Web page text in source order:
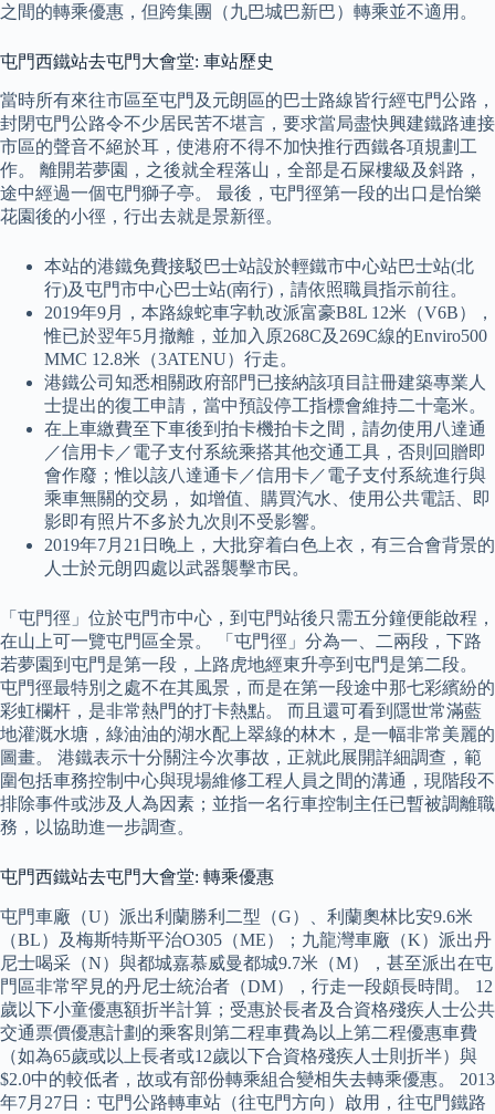
之間的轉乘優惠，但跨集團（九巴城巴新巴）轉乘並不適用。
屯門西鐵站去屯門大會堂: 車站歷史
當時所有來往市區至屯門及元朗區的巴士路線皆行經屯門公路，
封閉屯門公路令不少居民苦不堪言，要求當局盡快興建鐵路連接
市區的聲音不絕於耳，使港府不得不加快推行西鐵各項規劃工
作。 離開若夢園，之後就全程落山，全部是石屎樓級及斜路，
途中經過一個屯門獅子亭。 最後，屯門徑第一段的出口是怡樂
花園後的小徑，行出去就是景新徑。
本站的港鐵免費接駁巴士站設於輕鐵市中心站巴士站(北
行)及屯門市中心巴士站(南行)，請依照職員指示前往。
2019年9月，本路線蛇車字軌改派富豪B8L 12米（V6B），
惟已於翌年5月撤離，並加入原268C及269C線的Enviro500
MMC 12.8米（3ATENU）行走。
港鐵公司知悉相關政府部門已接納該項目註冊建築專業人
士提出的復工申請，當中預設停工指標會維持二十毫米。
在上車繳費至下車後到拍卡機拍卡之間，請勿使用八達通
／信用卡／電子支付系統乘搭其他交通工具，否則回贈即
會作廢；惟以該八達通卡／信用卡／電子支付系統進行與
乘車無關的交易， 如增值、購買汽水、使用公共電話、即
影即有照片不多於九次則不受影響。
2019年7月21日晚上，大批穿着白色上衣，有三合會背景的
人士於元朗四處以武器襲擊市民。
「屯門徑」位於屯門市中心，到屯門站後只需五分鐘便能啟程，
在山上可一覽屯門區全景。 「屯門徑」分為一、二兩段，下路
若夢園到屯門是第一段，上路虎地經東升亭到屯門是第二段。
屯門徑最特別之處不在其風景，而是在第一段途中那七彩繽紛的
彩虹欄杆，是非常熱門的打卡熱點。 而且還可看到隱世常滿藍
地灌溉水塘，綠油油的湖水配上翠綠的林木，是一幅非常美麗的
圖畫。 港鐵表示十分關注今次事故，正就此展開詳細調查，範
圍包括車務控制中心與現場維修工程人員之間的溝通，現階段不
排除事件或涉及人為因素；並指一名行車控制主任已暫被調離職
務，以協助進一步調查。
屯門西鐵站去屯門大會堂: 轉乘優惠
屯門車廠（U）派出利蘭勝利二型（G）、利蘭奧林比安9.6米
（BL）及梅斯特斯平治O305（ME）；九龍灣車廠（K）派出丹
尼士喝采（N）與都城嘉慕威曼都城9.7米（M），甚至派出在屯
門區非常罕見的丹尼士統治者（DM），行走一段頗長時間。 12
歲以下小童優惠額折半計算；受惠於長者及合資格殘疾人士公共
交通票價優惠計劃的乘客則第二程車費為以上第二程優惠車費
（如為65歲或以上長者或12歲以下合資格殘疾人士則折半）與
$2.0中的較低者，故或有部份轉乘組合變相失去轉乘優惠。 2013
年7月27日：屯門公路轉車站（往屯門方向）啟用，往屯門鐵路